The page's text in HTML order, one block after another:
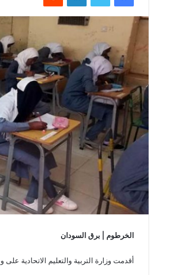
الخرطوم | برق السودان
أقدمت وزارة التربية والتعليم الاتحادية